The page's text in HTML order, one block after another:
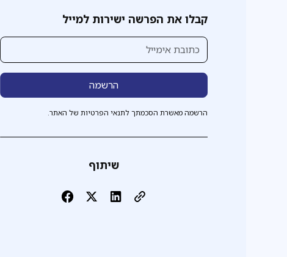
קבלו את הפרשה ישירות למייל
הרשמה מאשרת הסכמתך לתנאי הפרטיות של האתר.
שיתוף